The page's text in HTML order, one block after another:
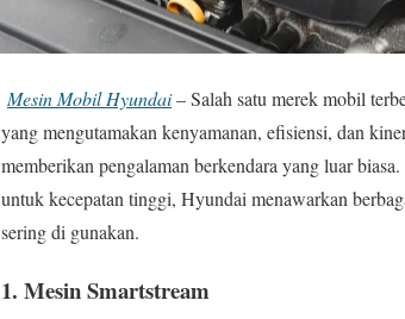
Mesin Mobil Hyundai– Salah satu merek mobil
yang mengutamakan kenyamanan, efisiensi, dan
memberikan pengalaman berkendara yang luar
untuk kecepatan tinggi, Hyundai menawarkan
sering di gunakan.
1. Mesin Smartstream